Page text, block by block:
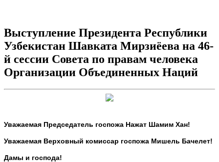
Выступление Президента Республики
Узбекистан Шавката Мирзиёева на 46-
й сессии Совета по правам человека
Организации Объединенных Наций
Уважаемая Председатель госпожа Нажат Шамим Хан!
Уважаемая Верховный комиссар госпожа Мишель Бачелет!
Дамы и господа!